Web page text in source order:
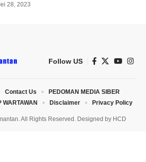
28, 2023
Follow US
All Rights Reserved. Designed by HCD
Contact Us
PEDOMAN MEDIA SIBER
WARTAWAN Disclaimer Privacy Policy